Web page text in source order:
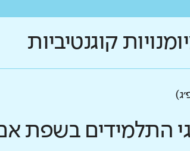
קוגנטיביות
התלמידים בשפת